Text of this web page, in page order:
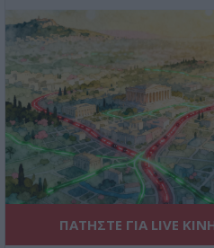
ΠΑΤΗΣΤΕ ΓΙΑ LIVE